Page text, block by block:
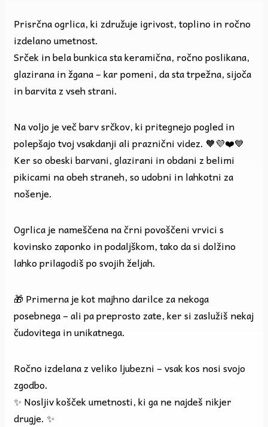
Prisrčna ogrlica, ki združuje igrivost, toplino in ročno
izdelano umetnost.
Srček in bela bunkica sta keramična, ročno poslikana,
glazirana in žgana – kar pomeni, da sta trpežna, sijoča
in barvita z vseh strani.
Na voljo je več barv srčkov, ki pritegnejo pogled in
polepšajo tvoj vsakdanji ali praznični videz. 🧡💜❤️💙
Ker so obeski barvani, glazirani in obdani z belimi
pikicami na obeh straneh, so udobni in lahkotni za
nošenje.
Ogrlica je nameščena na črni povoščeni vrvici s
kovinsko zaponko in podaljškom, tako da si dolžino
lahko prilagodiš po svojih željah.
🎁 Primerna je kot majhno darilce za nekoga
posebnega – ali pa preprosto zate, ker si zaslužiš nekaj
čudovitega in unikatnega.
Ročno izdelana z veliko ljubezni – vsak kos nosi svojo
zgodbo.
✨ Nosljiv košček umetnosti, ki ga ne najdeš nikjer
drugje. ✨